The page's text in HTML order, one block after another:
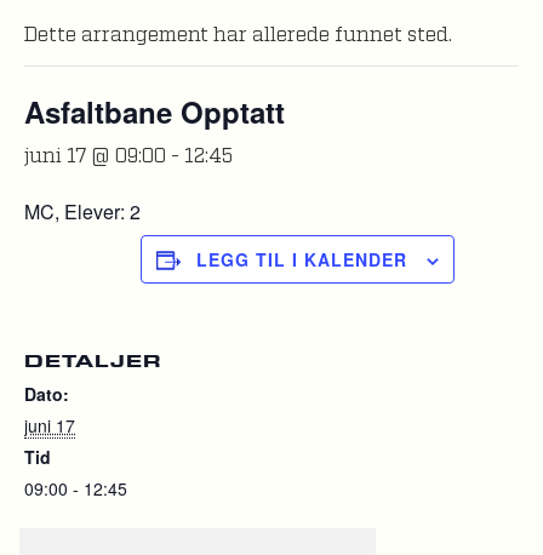
Dette arrangement har allerede funnet sted.
Asfaltbane Opptatt
juni 17 @ 09:00 - 12:45
MC, Elever: 2
LEGG TIL I KALENDER
DETALJER
Dato:
juni 17
Tid
09:00 - 12:45